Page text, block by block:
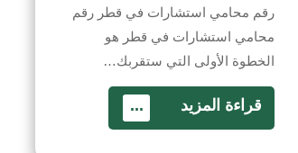
رقم محامي استشارات في قطر رقم
محامي استشارات في قطر هو
الخطوة الأولى التي ستقربك…
قراءة المزيد ...